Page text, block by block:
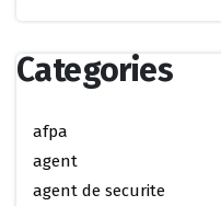
Categories
afpa
agent
agent de securite